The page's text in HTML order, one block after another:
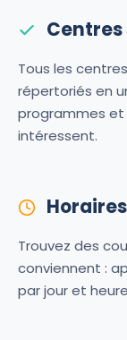
Tous les
répertoriés en
programmes
intéressent.
Trouvez des
conviennent :
par jour et